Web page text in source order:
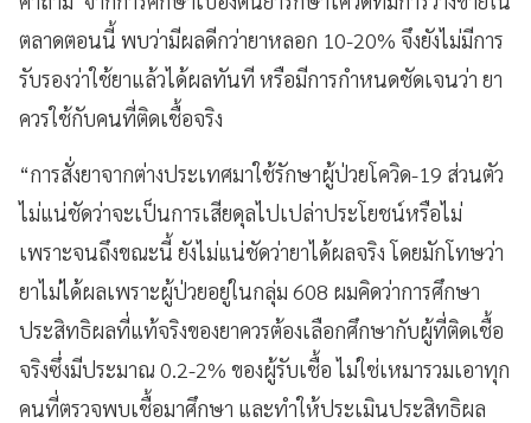
ตลาดตอนนี้ พบว่ามีผลดีกว่ายาหลอก 10-20% จึงยังไม่มีการ
รับรองว่าใช้ยาแล้วได้ผลทันที หรือมีการกำหนดชัดเจนว่า ยา
ควรใช้กับคนที่ติดเชื้อจริง
“การสั่งยาจากต่างประเทศมาใช้รักษาผู้ป่วยโควิด-19 ส่วนตัว
ไม่แน่ชัดว่าจะเป็นการเสียดุลไปเปล่าประโยชน์หรือไม่
เพราะจนถึงขณะนี้ ยังไม่แน่ชัดว่ายาได้ผลจริง โดยมักโทษว่า
ยาไม่ได้ผลเพราะผู้ป่วยอยู่ในกลุ่ม 608 ผมคิดว่าการศึกษา
ประสิทธิผลที่แท้จริงของยาควรต้องเลือกศึกษากับผู้ที่ติดเชื้อ
จริงซึ่งมีประมาณ 0.2-2% ของผู้รับเชื้อ ไม่ใช่เหมารวมเอาทุก
คนที่ตรวจพบเชื้อมาศึกษา และทำให้ประเมินประสิทธิผล